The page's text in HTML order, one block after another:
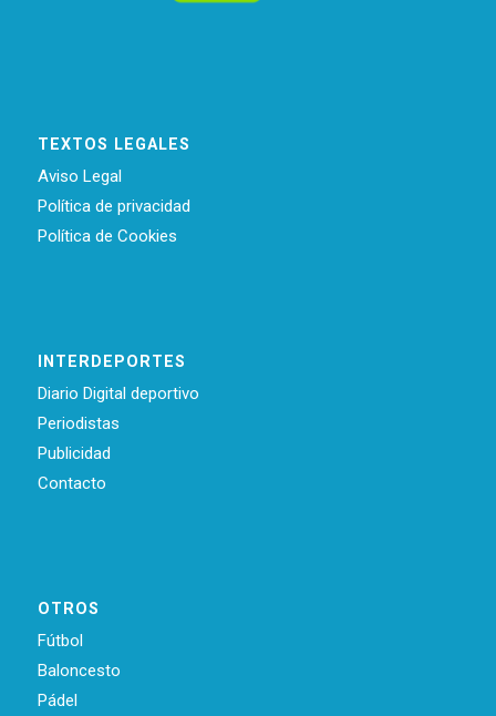
TEXTOS LEGALES
Aviso Legal
Política de privacidad
Política de Cookies
INTERDEPORTES
Diario Digital deportivo
Periodistas
Publicidad
Contacto
OTROS
Fútbol
Baloncesto
Pádel